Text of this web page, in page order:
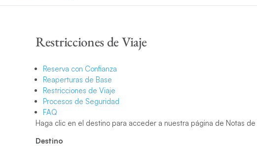
Restricciones de Viaje
Reserva con Confianza
Reaperturas de Base
Restricciones de Viaje
Procesos de Seguridad
FAQ
Haga clic en el destino para acceder a nuestra página de Notas
Destino